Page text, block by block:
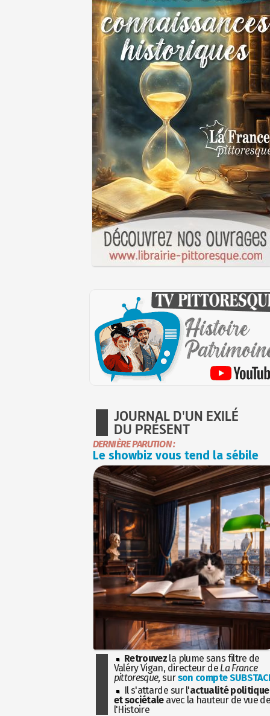
JOURNAL D'UN EXILÉ
DU PRÉSENT
DERNIÈRE PARUTION :
Le showbiz vous tend la sébile
Retrouvez la plume sans filtre de
Valéry Vigan, directeur de La France
pittoresque, surson compte
Il s'attarde sur l'actualité politique
et sociétaleavec la hauteur de vue
l'Histoire